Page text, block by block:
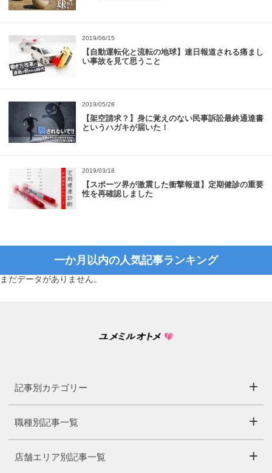
2019/06/15
【自動運転化と流転の地球】連日報道される痛まし
い事故を見て思うこと
2019/05/28
【架空請求？】身に覚えのない民事訴訟最終通達書
というハガキが届いた！
2019/03/18
【スポーツ界が激震した衝撃報道】定期健診の重要
性を再確認しました
一か月以内の人気記事ランキング
まだデータがありません。
記事別カテゴリー
職種別記事一覧
店舗エリア別記事一覧